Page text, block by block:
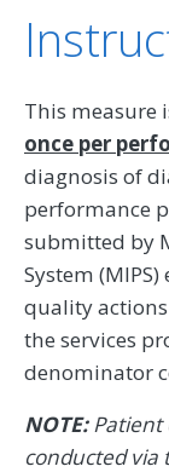
This measure
once per
diagnosis of
performance
submitted by
System
quality
the services
denominator
NOTE:Patient
conducted